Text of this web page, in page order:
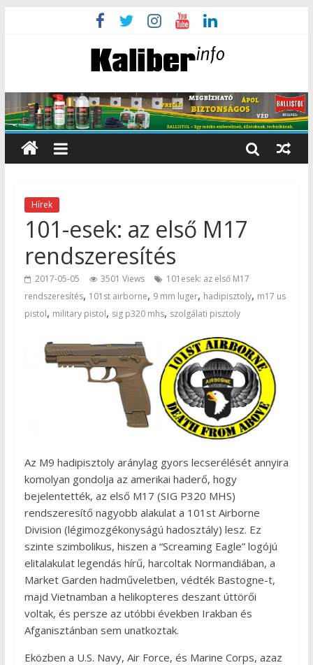
Hírek
101-esek: az első M17
rendszeresítés
2017-05-05 3501 Views
101esek: az első M17
rendszeresítés, 101st airborne, 9 mm luger, hadipisztoly, m17 us
pistol, military pistol, sig p320 mhs, szolgálati pisztoly
Az M9 hadipisztoly aránylag gyors lecserélését annyira
komolyan gondolja az amerikai haderő, hogy
bejelentették, az első M17 (SIG P320 MHS)
rendszeresítő nagyobb alakulat a 101st Airborne
Division (légimozgékonyságú hadosztály) lesz. Ez
szinte szimbolikus, hiszen a “Screaming Eagle” logójú
elitalakulat legendás hírű, harcoltak Normandiában, a
Market Garden hadműveletben, védték Bastogne-t,
majd Vietnamban a helikopteres deszant úttörői
voltak, és persze az utóbbi években Irakban és
Afganisztánban sem unatkoztak.
Eközben a U.S. Navy, Air Force, és Marine Corps, azaz